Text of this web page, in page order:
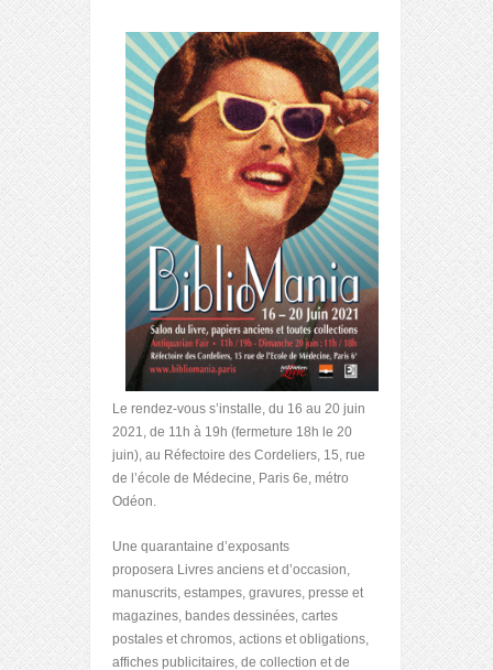
Le rendez-vous s’installe, du 16 au 20 juin
2021, de 11h à 19h (fermeture 18h le 20
juin), au Réfectoire des Cordeliers, 15, rue
de l’école de Médecine, Paris 6e, métro
Odéon.
Une quarantaine d’exposants
proposera Livres anciens et d’occasion,
manuscrits, estampes, gravures, presse et
magazines, bandes dessinées, cartes
postales et chromos, actions et obligations,
affiches publicitaires, de collection et de